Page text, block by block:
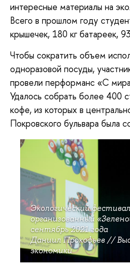
интересные материалы на
Всего в прошлом году
крышечек, 180 кг батареек,
Чтобы сократить объем
одноразовой посуды,
провели перформанс «С
Удалось собрать более 400
кофе, из которых в
Покровского бульвара была
Экологический
организованный
сентябрь 2021 года
Даниил Прокофьев //
экономики